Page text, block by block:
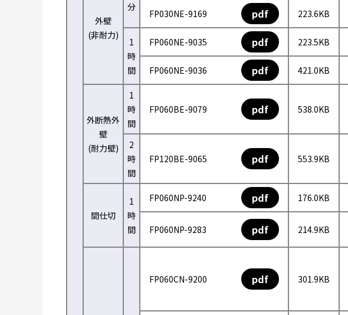
外壁
(非耐力)
分
FP030NE-9169 pdf 223.6KB
1
時
間
FP060NE-9035 pdf 223.5KB
FP060NE-9036 pdf 421.0KB
外断熱外
壁
(耐力壁)
1
時
間
FP060BE-9079 pdf 538.0KB
2
時
間
FP120BE-9065 pdf 553.9KB
間仕切
1
時
間
FP060NP-9240 pdf 176.0KB
FP060NP-9283 pdf 214.9KB
FP060CN-9200 pdf 301.9KB